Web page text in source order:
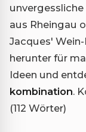
unvergessliche
aus Rheingau
Jacques'
herunter für
Ideen und
kombination.
(112 Wörter)